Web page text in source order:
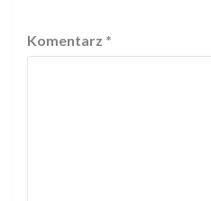
Komentarz *